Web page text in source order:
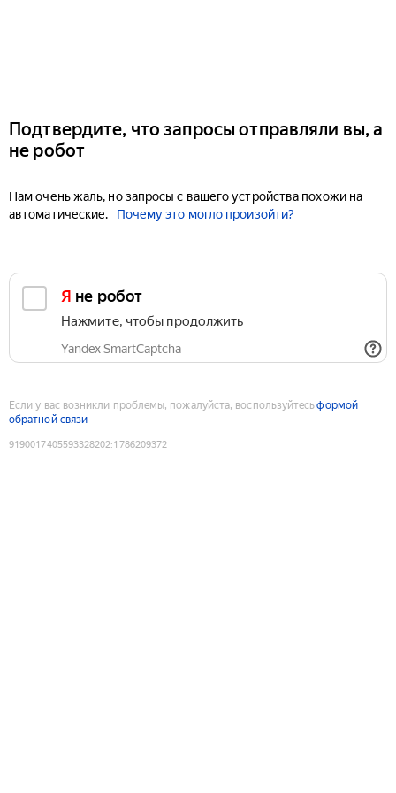
Подтвердите, что запросы отправляли вы, а
не робот
Нам очень жаль, но запросы с вашего устройства похожи на
автоматические.
Почему это могло произойти?
Я не робот
Нажмите, чтобы продолжить
Yandex SmartCaptcha
Если у вас возникли проблемы, пожалуйста, воспользуйтесьформой
обратной связи
9190017405593328202:1786209372